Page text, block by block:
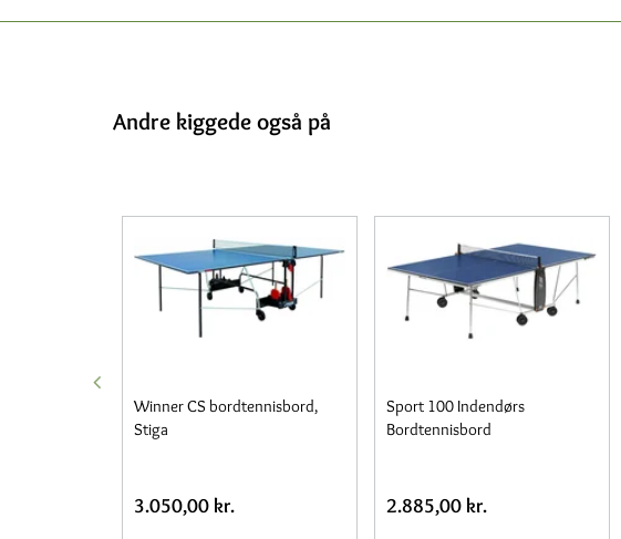
Andre kiggede også på
Winner CS bordtennisbord,
Stiga
3.050,00 kr.
Sport 100 Indendørs
Bordtennisbord
2.885,00 kr.